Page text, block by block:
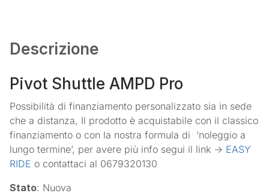
Descrizione
Pivot Shuttle AMPD Pro
Possibilità di finanziamento personalizzato sia in sede
che a distanza, Il prodotto è acquistabile con il classico
finanziamento o con la nostra formula di ‘noleggio a
lungo termine’, per avere più info segui il link -> EASY
RIDE o contattaci al 0679320130
Stato: Nuova